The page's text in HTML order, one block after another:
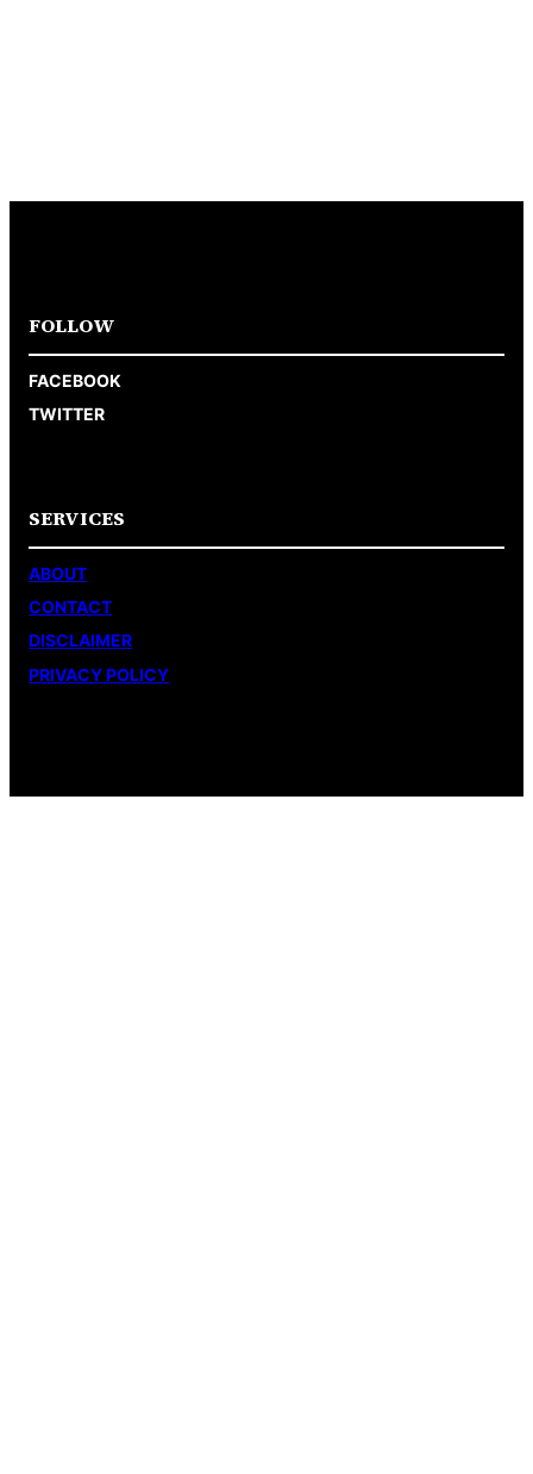
FOLLOW
FACEBOOK
TWITTER
SERVICES
ABOUT
CONTACT
DISCLAIMER
PRIVACY POLICY